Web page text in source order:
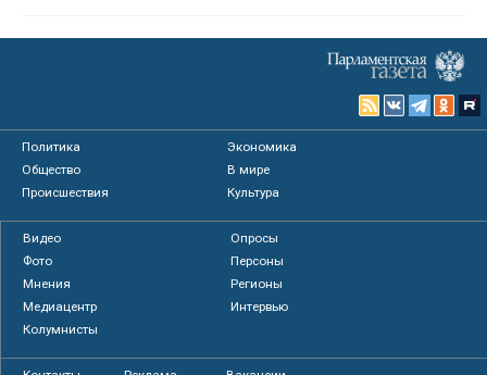
Политика
Экономика
Общество
В мире
Происшествия
Культура
Видео
Опросы
Фото
Персоны
Мнения
Регионы
Медиацентр
Интервью
Колумнисты